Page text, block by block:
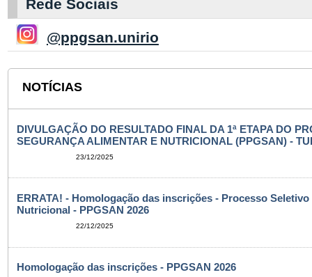
Rede Sociais
@ppgsan.unirio
NOTÍCIAS
DIVULGAÇÃO DO RESULTADO FINAL DA 1ª ETAPA DO
SEGURANÇA ALIMENTAR E NUTRICIONAL (PPGSAN) -
23/12/2025
ERRATA! - Homologação das inscrições - Processo
Nutricional - PPGSAN 2026
22/12/2025
Homologação das inscrições - PPGSAN 2026